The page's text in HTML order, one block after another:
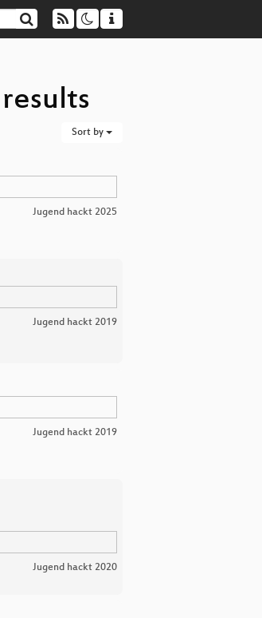
Sort by
Jugend hackt 2025
Jugend hackt 2019
Jugend hackt 2019
Jugend hackt 2020